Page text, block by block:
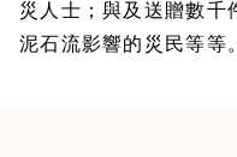
災人士；與及送贈數千
泥石流影響的災民等等。